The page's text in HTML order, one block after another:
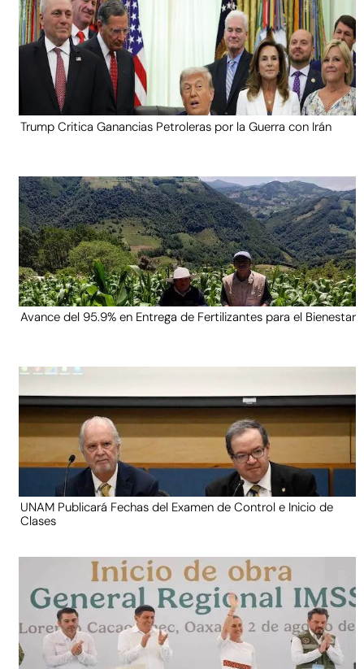
Trump Critica Ganancias Petroleras por la Guerra con Irán
Avance del 95.9% en Entrega de Fertilizantes para el Bienestar
UNAM Publicará Fechas del Examen de Control e Inicio de
Clases